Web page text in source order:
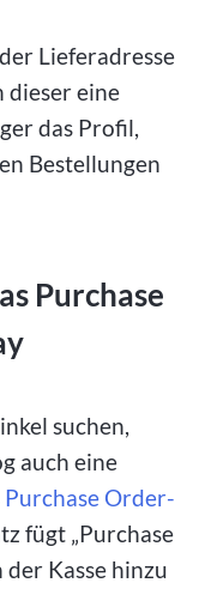
Lieferadresse
dieser eine
das Profil,
Bestellungen
Purchase
suchen,
auch eine
Purchase Order-
fügt „Purchase
Kasse hinzu